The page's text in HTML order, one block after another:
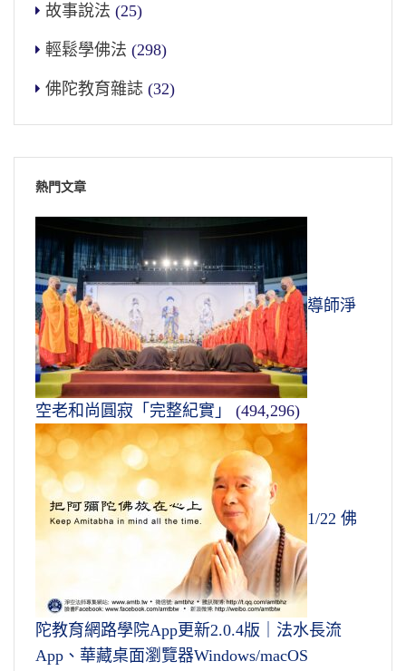
故事說法 (25)
輕鬆學佛法 (298)
佛陀教育雜誌 (32)
熱門文章
導師淨
空老和尚圓寂「完整紀實」 (494,296)
1/22 佛
陀教育網路學院App更新2.0.4版｜法水長流
App、華藏桌面瀏覽器Windows/macOS